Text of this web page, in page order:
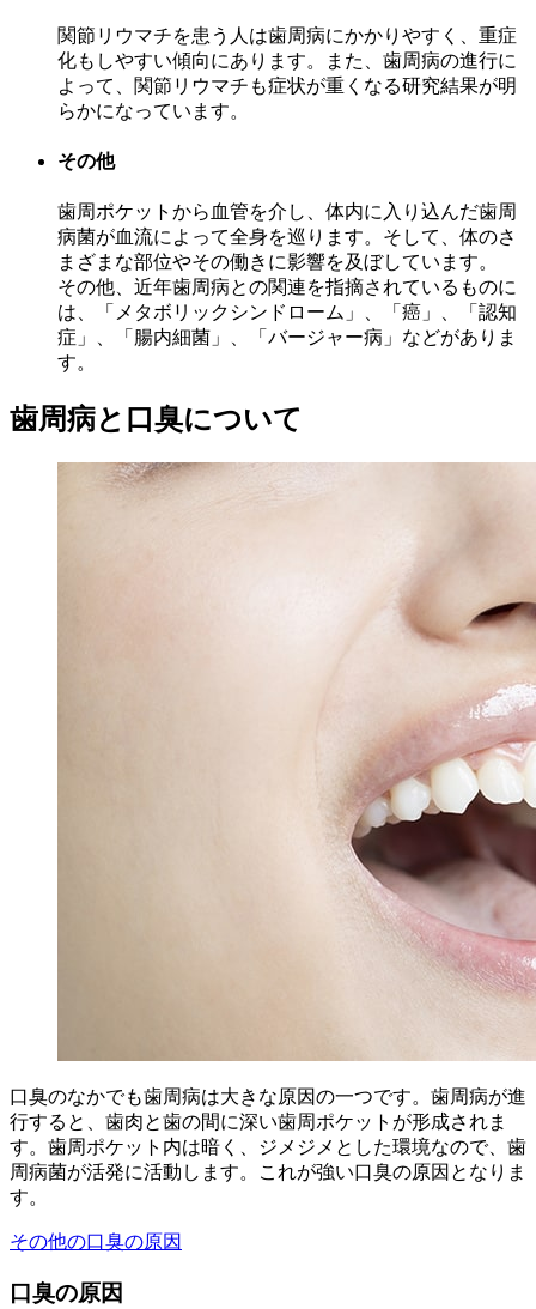
関節リウマチを患う人は歯周病にかかりやすく、重症
化もしやすい傾向にあります。また、歯周病の進行に
よって、関節リウマチも症状が重くなる研究結果が明
らかになっています。
その他
歯周ポケットから血管を介し、体内に入り込んだ歯周
病菌が血流によって全身を巡ります。そして、体のさ
まざまな部位やその働きに影響を及ぼしています。
その他、近年歯周病との関連を指摘されているものに
は、「メタボリックシンドローム」、「癌」、「認知
症」、「腸内細菌」、「バージャー病」などがありま
す。
歯周病と口臭について
口臭のなかでも歯周病は大きな原因の一つです。歯周病が進
行すると、歯肉と歯の間に深い歯周ポケットが形成されま
す。歯周ポケット内は暗く、ジメジメとした環境なので、歯
周病菌が活発に活動します。これが強い口臭の原因となりま
す。
その他の口臭の原因
口臭の原因